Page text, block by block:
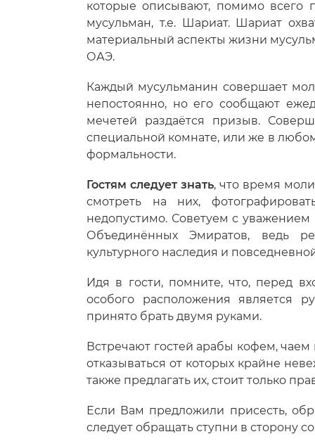
которые описывают, помимо всего
мусульман, т.е. Шариат. Шариат
материальный аспекты жизни
ОАЭ.
Каждый мусульманин совершает
непостоянно, но его сообщают
мечетей раздаётся призыв.
специальной комнате, или же в
формальности.
Гостям следует знать, что время
смотреть на них,
недопустимо. Советуем с
Объединённых Эмиратов, ведь
культурного наследия и
Идя в гости, помните, что, перед
особого расположения является
принято брать двумя руками.
Встречают гостей арабы кофем,
отказываться от которых крайне
также предлагать их, стоит только
Если Вам предложили присесть,
следует обращать ступни в сторону